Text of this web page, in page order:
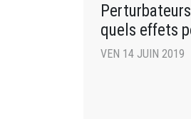
quels effets
VEN 14 JUIN 2019